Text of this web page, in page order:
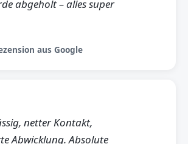
abgeholt – alles super
aus Google
netter Kontakt,
Abwicklung. Absolute